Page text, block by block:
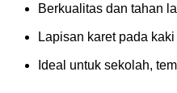
Berkualitas dan tahan
Lapisan karet pada
Ideal untuk sekolah,